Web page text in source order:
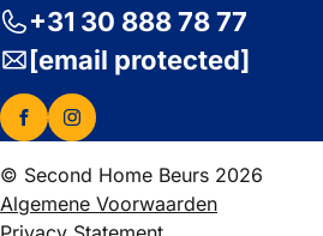
+31 30 888 78 77
[email protected]
© Second Home Beurs 2026
Algemene Voorwaarden